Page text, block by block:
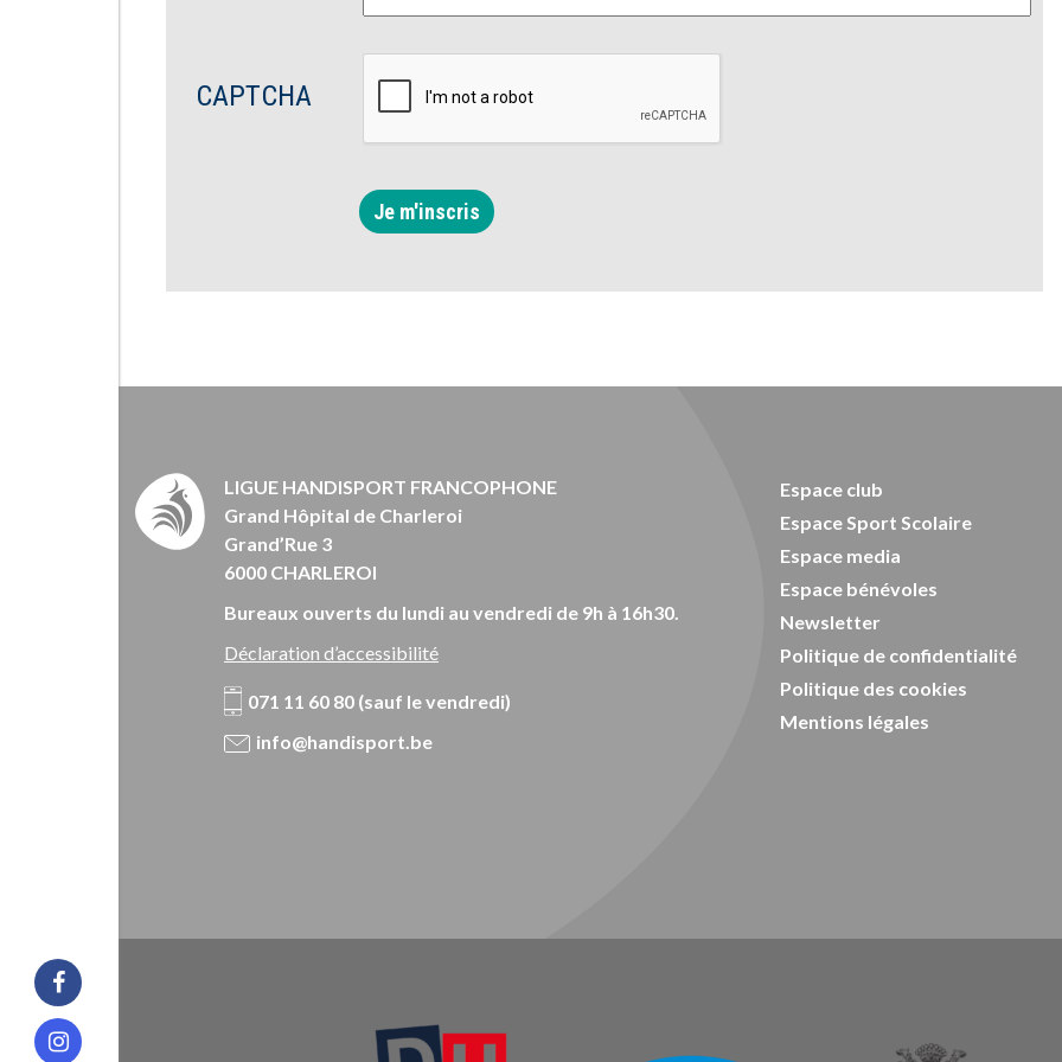
Facebook
CAPTCHA
Je m'inscris
LIGUE HANDISPORT FRANCOPHONE
Grand Hôpital de Charleroi
Grand’Rue 3
6000 CHARLEROI
Bureaux ouverts du lundi au vendredi de 9h à 16h30.
Déclaration d’accessibilité
071 11 60 80 (sauf le vendredi)
info@handisport.be
Espace club
Espace Sport Scolaire
Espace media
Espace bénévoles
Newsletter
Politique de confidentialité
Politique des cookies
Mentions légales